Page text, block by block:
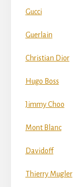
Gucci
Guerlain
Christian Dior
Hugo Boss
Jimmy Choo
Mont Blanc
Davidoff
Thierry Mugler